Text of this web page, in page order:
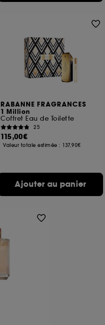
RABANNE FRAGRANCES
1 Million
Coffret Eau de Toilette
25
115,00€
Valeur totale estimée : 137,90€
Ajouter au panier